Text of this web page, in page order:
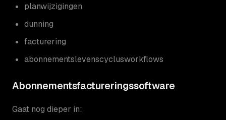
planwijzigingen
dunning
facturering
abonnementslevenscyclusworkflows
Abonnementsfactureringssoftware
Gaat nog dieper in: